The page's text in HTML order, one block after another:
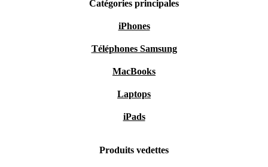
Catégories principales
iPhones
Téléphones Samsung
MacBooks
Laptops
iPads
Produits vedettes